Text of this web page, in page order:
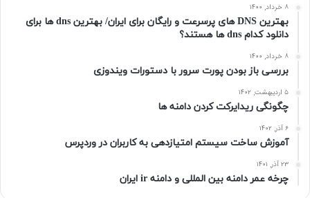
۸ خرداد, ۱۴۰۰
بهترین DNS های پرسرعت و رایگان برای ایران/ بهترین dns ها برای
دانلود کدام dns ها هستند؟
۸ خرداد, ۱۴۰۰
بررسی باز بودن پورت سرور با دستورات ویندوزی
۵ اردیبهشت, ۱۴۰۲
چگونگی ریدایرکت کردن دامنه ها
۶ آذر, ۱۴۰۲
آموزش ساخت سیستم امتیازدهی به کاربران در وردپرس
۲۳ آذر, ۱۴۰۱
چرخه عمر دامنه بین المللی و دامنه ir ایران